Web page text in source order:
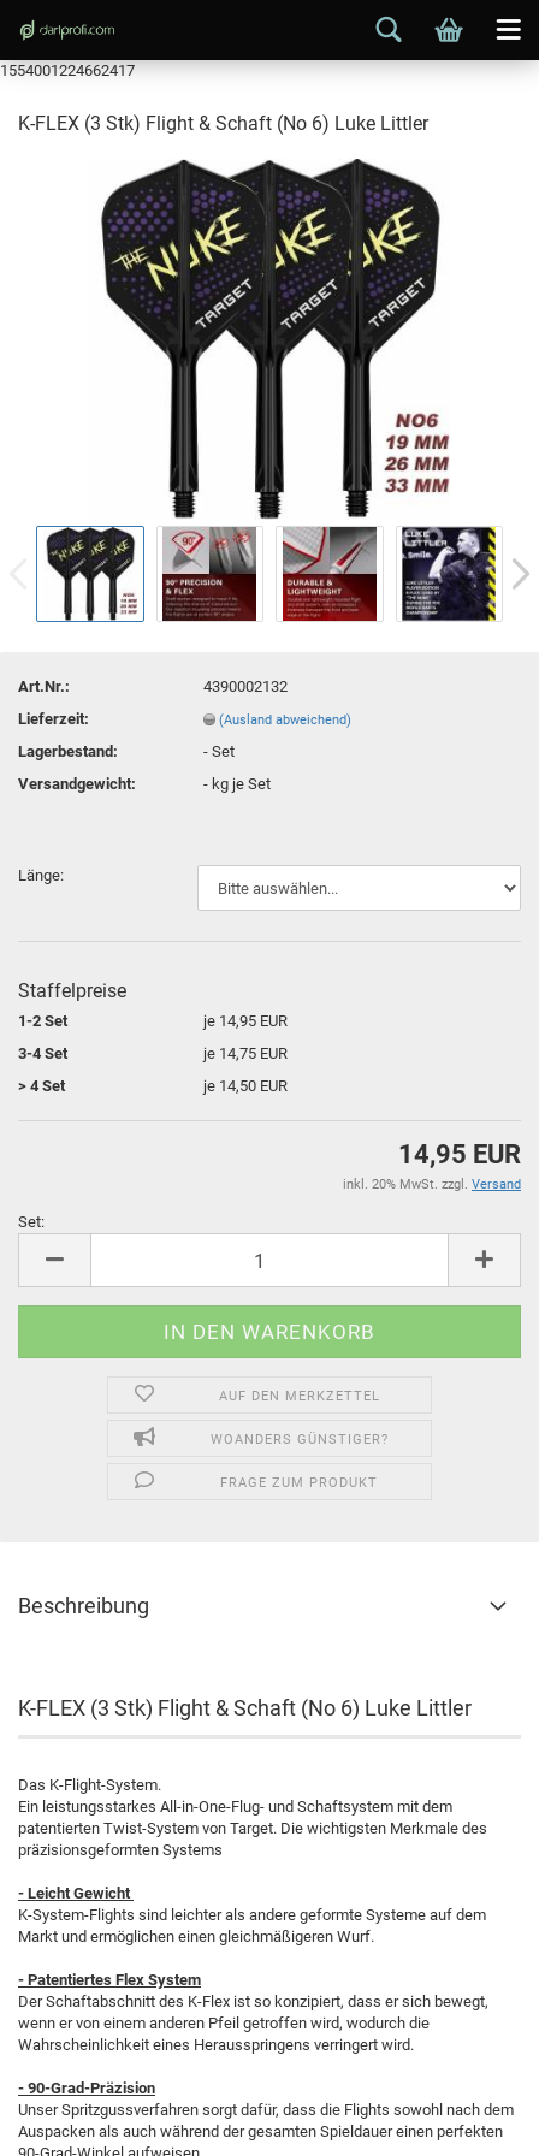
1554001224662417
K-FLEX (3 Stk) Flight & Schaft (No 6) Luke Littler
Art.Nr.:
4390002132
Lieferzeit:
(Ausland abweichend)
Lagerbestand: - Set
Versandgewicht:
- kg je Set
Länge:
Staffelpreise
1-2 Set
je 14,95 EUR
3-4 Set
je 14,75 EUR
> 4 Set
je 14,50 EUR
14,95 EUR
inkl. 20% MwSt. zzgl. Versand
Set:
AUF DEN MERKZETTEL
WOANDERS GÜNSTIGER?
FRAGE ZUM PRODUKT
Beschreibung
K-FLEX (3 Stk) Flight & Schaft (No 6) Luke Littler
Das K-Flight-System.
Ein leistungsstarkes All-in-One-Flug- und Schaftsystem mit dem
patentierten Twist-System von Target. Die wichtigsten Merkmale des
präzisionsgeformten Systems
- Leicht Gewicht
K-System-Flights sind leichter als andere geformte Systeme auf dem
Markt und ermöglichen einen gleichmäßigeren Wurf.
- Patentiertes Flex System
Der Schaftabschnitt des K-Flex ist so konzipiert, dass er sich bewegt,
wenn er von einem anderen Pfeil getroffen wird, wodurch die
Wahrscheinlichkeit eines Herausspringens verringert wird.
- 90-Grad-Präzision
Unser Spritzgussverfahren sorgt dafür, dass die Flights sowohl nach dem
Auspacken als auch während der gesamten Spieldauer einen perfekten